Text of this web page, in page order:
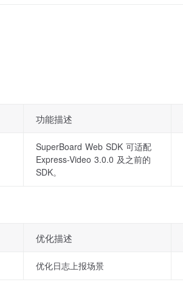
功能描述
SuperBoard Web SDK 可适配
Express-Video 3.0.0 及之前的
SDK。
优化描述
优化日志上报场景